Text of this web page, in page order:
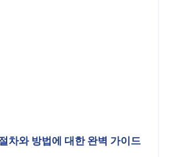
차와 방법에 대한 완벽 가이드